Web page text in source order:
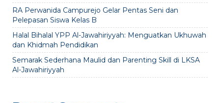
RA Perwanida Campurejo Gelar Pentas Seni dan
Pelepasan Siswa Kelas B
Halal Bihalal YPP Al-Jawahiriyyah: Menguatkan Ukhuwah
dan Khidmah Pendidikan
Semarak Sederhana Maulid dan Parenting Skill di LKSA
Al-Jawahiriyyah